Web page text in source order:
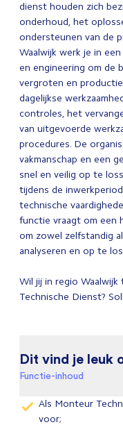
dienst houden zich
onderhoud, het
ondersteunen van de
Waalwijk werk je in
en engineering om de
vergroten en
dagelijkse
controles, het
van uitgevoerde
procedures. De
vakmanschap en een
snel en veilig op te
tijdens de
technische
functie vraagt om een
om zowel zelfstandig
analyseren en op te
Wil jij in regio
Technische Dienst?
Dit vind je leuk
Functie-inhoud
Als Monteur
voor;